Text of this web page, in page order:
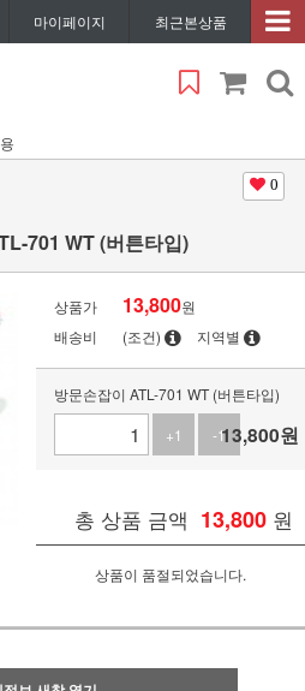
마이페이지 최근본상품
0
701 WT (버튼타입)
상품가 13,800원
배송비
(조건) 지역별
방문손잡이 ATL-701 WT (버튼타입)
+1
-113,800원
총 상품 금액 13,800 원
상품이 품절되었습니다.